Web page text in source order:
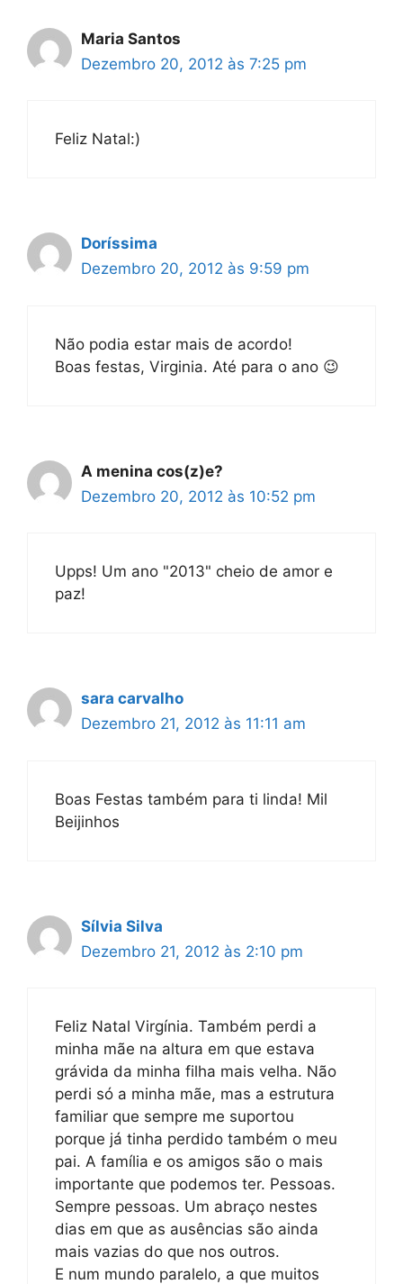
Maria Santos
Dezembro 20, 2012 às 7:25 pm
Feliz Natal:)
Doríssima
Dezembro 20, 2012 às 9:59 pm
Não podia estar mais de acordo!
Boas festas, Virginia. Até para o ano 😉
A menina cos(z)e?
Dezembro 20, 2012 às 10:52 pm
Upps! Um ano "2013" cheio de amor e
paz!
sara carvalho
Dezembro 21, 2012 às 11:11 am
Boas Festas também para ti linda! Mil
Beijinhos
Sílvia Silva
Dezembro 21, 2012 às 2:10 pm
Feliz Natal Virgínia. Também perdi a
minha mãe na altura em que estava
grávida da minha filha mais velha. Não
perdi só a minha mãe, mas a estrutura
familiar que sempre me suportou
porque já tinha perdido também o meu
pai. A família e os amigos são o mais
importante que podemos ter. Pessoas.
Sempre pessoas. Um abraço nestes
dias em que as ausências são ainda
mais vazias do que nos outros.
E num mundo paralelo, a que muitos